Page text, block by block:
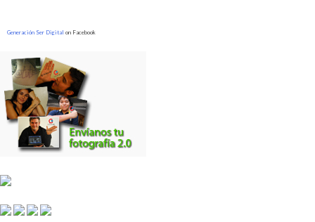
Generación Ser Digital on Facebook